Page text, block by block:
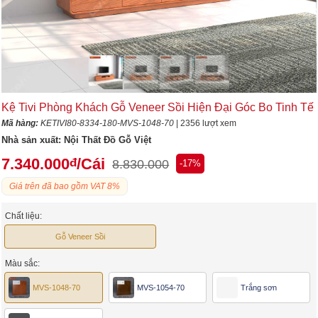
Kệ Tivi Phòng Khách Gỗ Veneer Sồi Hiện Đại Góc Bo Tinh Tế
Mã hàng:KETIVI80-8334-180-MVS-1048-70 | 2356 lượt xem
Nhà sản xuất: Nội Thất Đồ Gỗ Việt
7.340.000đ/Cái 8.830.000 -17%
Giá trên đã bao gồm VAT 8%
Chất liệu:
Gỗ Veneer Sồi
Màu sắc:
MVS-1048-70 MVS-1054-70 Trắng sơn